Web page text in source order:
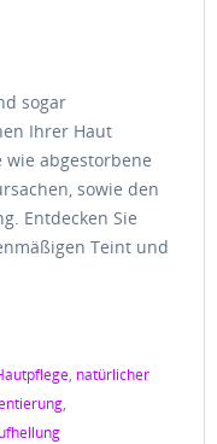
sogar
Ihrer Haut
abgestorbene
sowie den
Entdecken Sie
Teint und
, natürlicher
,